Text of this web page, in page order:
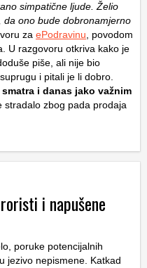
simpatične ljude. Želio
da ono bude dobronamjerno
za ePodravinu , povodom
U razgovoru otkriva kako je
piše, ali nije bio
i pitali je li dobro.
i danas jako važnim
stradalo zbog pada prodaja
i napušene
poruke potencijalnih
jezivo nepismene. Katkad